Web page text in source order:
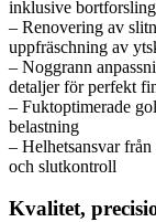
inklusive bortforsling
– Renovering av
uppfräschning av
– Noggrann
detaljer för perfekt
– Fuktoptimerade
belastning
– Helhetsansvar
och slutkontroll
Kvalitet,